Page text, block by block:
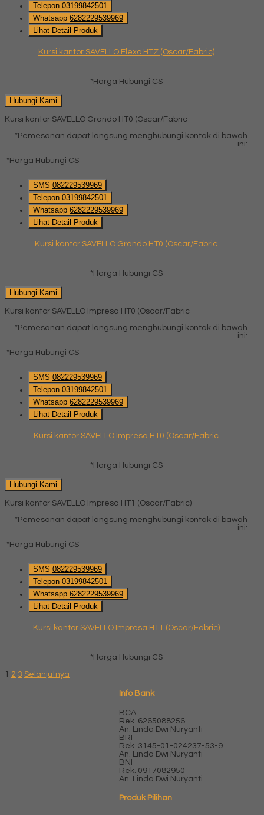
Telepon 03199842501
Whatsapp 6282229539969
Lihat Detail Produk
Kursi kantor SAVELLO Flexo HTZ (Oscar/Fabric)
*Harga Hubungi CS
Hubungi Kami
Kursi kantor SAVELLO Grando HT0 (Oscar/Fabric
*Pemesanan dapat langsung menghubungi kontak di bawah
ini:
*Harga Hubungi CS
SMS 082229539969
Telepon 03199842501
Whatsapp 6282229539969
Lihat Detail Produk
Kursi kantor SAVELLO Grando HT0 (Oscar/Fabric
*Harga Hubungi CS
Hubungi Kami
Kursi kantor SAVELLO Impresa HT0 (Oscar/Fabric
*Pemesanan dapat langsung menghubungi kontak di bawah
ini:
*Harga Hubungi CS
SMS 082229539969
Telepon 03199842501
Whatsapp 6282229539969
Lihat Detail Produk
Kursi kantor SAVELLO Impresa HT0 (Oscar/Fabric
*Harga Hubungi CS
Hubungi Kami
Kursi kantor SAVELLO Impresa HT1 (Oscar/Fabric)
*Pemesanan dapat langsung menghubungi kontak di bawah
ini:
*Harga Hubungi CS
SMS 082229539969
Telepon 03199842501
Whatsapp 6282229539969
Lihat Detail Produk
Kursi kantor SAVELLO Impresa HT1 (Oscar/Fabric)
*Harga Hubungi CS
1 2 3 Selanjutnya
Info Bank
BCA
Rek. 6265088256
An. Linda Dwi Nuryanti
BRI
Rek. 3145-01-024237-53-9
An. Linda Dwi Nuryanti
BNI
Rek. 0917082950
An. Linda Dwi Nuryanti
Produk Pilihan